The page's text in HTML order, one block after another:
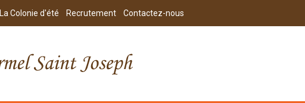
La Colonie d'été Recrutement Contactez-nous